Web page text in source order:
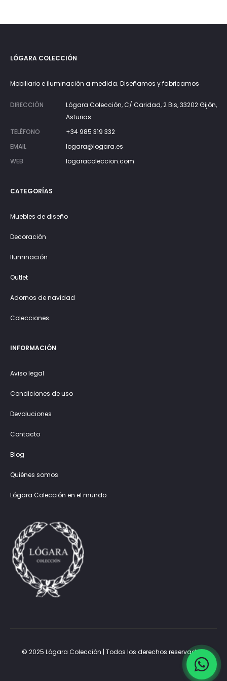
LÓGARA COLECCIÓN
Mobiliario e iluminación a medida. Diseñamos y fabricamos
DIRECCIÓN
Lógara Colección, C/ Caridad, 2 Bis, 33202 Gijón,
Asturias
TELÉFONO
+34 985 319 332
EMAIL
logara@logara.es
WEB
logaracoleccion.com
CATEGORÍAS
Muebles de diseño
Decoración
Iluminación
Outlet
Adornos de navidad
Colecciones
INFORMACIÓN
Aviso legal
Condiciones de uso
Devoluciones
Contacto
Blog
Quiénes somos
Lógara Colección en el mundo
© 2025 Lógara Colección | Todos los derechos reservados.